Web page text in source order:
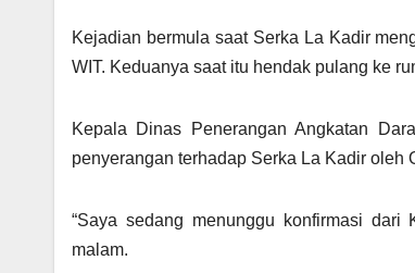
Kejadian bermula saat Serka La Kadir
WIT. Keduanya saat itu hendak pulang ke
Kepala Dinas Penerangan Angkatan
penyerangan terhadap Serka La Kadir oleh
“Saya sedang menunggu konfirmasi dari
malam.